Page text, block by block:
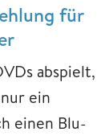
für
abspielt,
ein
einen Blu-